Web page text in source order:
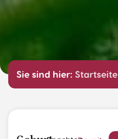
Sie sind hier: Startseite